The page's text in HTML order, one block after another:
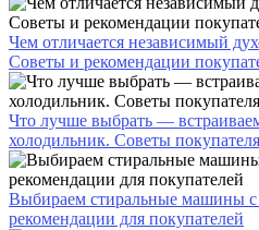
Чем отличается независимый
Советы и рекомендации
Что лучше выбрать —
холодильник. Советы
Выбираем стиральные машины с
рекомендации для покупателей